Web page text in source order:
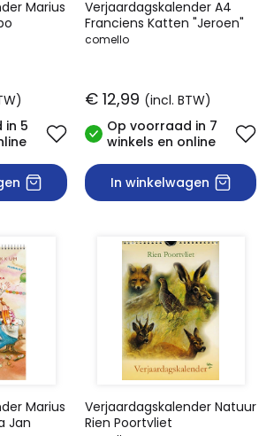
Marius
in 5
Verjaardagskalender A4
Franciens Katten "Jeroen"
comello
€ 12,99 (incl. BTW)
Op voorraad in 7
winkels en online
In winkelwagen
Marius
Jan
Verjaardagskalender Natuur
Rien Poortvliet